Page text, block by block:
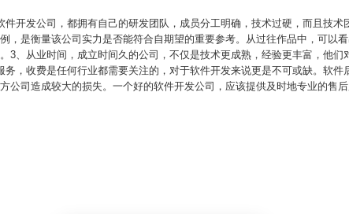
开发公司，都拥有自己的研发团队，成员分工明确，技术过硬，而且技术
，是衡量该公司实力是否能符合自期望的重要参考。从过往作品中，可以
3、从业时间，成立时间久的公司，不仅是技术更成熟，经验更丰富，他们
，收费是任何行业都需要关注的，对于软件开发来说更是不可或缺。软
公司造成较大的损失。一个好的软件开发公司，应该提供及时地专业的售